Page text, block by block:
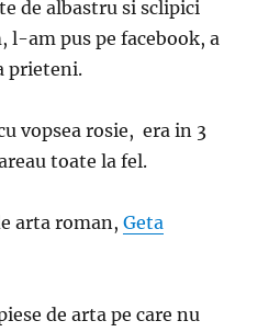
de albastru si sclipici
am pus pe facebook, a
prieteni.
vopsea rosie, era in 3
toate la fel.
arta roman,Geta
de arta pe care nu